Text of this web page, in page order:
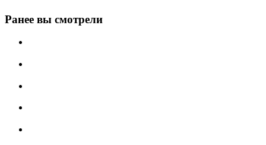
Ранее вы смотрели